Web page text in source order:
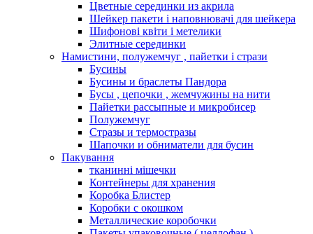
Цветные серединки из акрила
Шейкер пакети і наповнювачі для шейкера
Шифонові квіти і метелики
Элитные серединки
Намистини, полужемчуг , пайетки і стрази
Бусины
Бусины и браслеты Пандора
Бусы , цепочки , жемчужины на нити
Пайетки рассыпные и микробисер
Полужемчуг
Стразы и термостразы
Шапочки и обниматели для бусин
Пакування
тканинні мішечки
Контейнеры для хранения
Коробка Блистер
Коробки с окошком
Металлические коробочки